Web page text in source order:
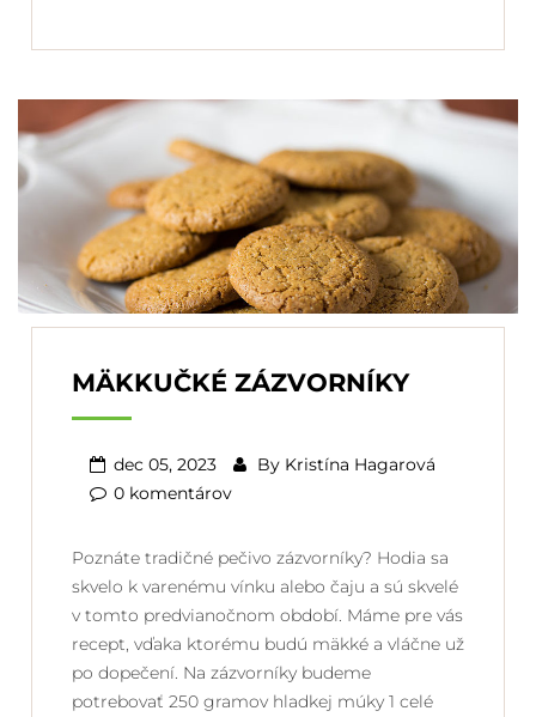
MÄKKUČKÉ ZÁZVORNÍKY
dec 05, 2023 By Kristína Hagarová
0 komentárov
Poznáte tradičné pečivo zázvorníky? Hodia sa
skvelo k varenému vínku alebo čaju a sú skvelé
v tomto predvianočnom období. Máme pre vás
recept, vďaka ktorému budú mäkké a vláčne už
po dopečení. Na zázvorníky budeme
potrebovať 250 gramov hladkej múky 1 celé